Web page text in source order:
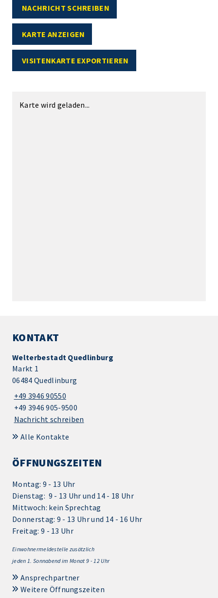
NACHRICHT SCHREIBEN
KARTE ANZEIGEN
VISITENKARTE EXPORTIEREN
Karte wird geladen...
KONTAKT
Welterbestadt Quedlinburg
Markt 1
06484 Quedlinburg
+49 3946 90550
+49 3946 905-9500
Nachricht schreiben
Alle Kontakte
ÖFFNUNGSZEITEN
Montag: 9 - 13 Uhr
Dienstag: 9 - 13 Uhr und 14 - 18 Uhr
Mittwoch: kein Sprechtag
Donnerstag: 9 - 13 Uhr und 14 - 16 Uhr
Freitag: 9 - 13 Uhr
Einwohnermeldestelle zusätzlich
jeden 1. Sonnabend im Monat 9 - 12 Uhr
Ansprechpartner
Weitere Öffnungszeiten